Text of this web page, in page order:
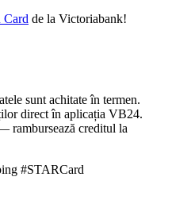
Card de la Victoriabank!
sunt achitate în termen.
direct în aplicația VB24.
rambursează creditul la
#STARCard